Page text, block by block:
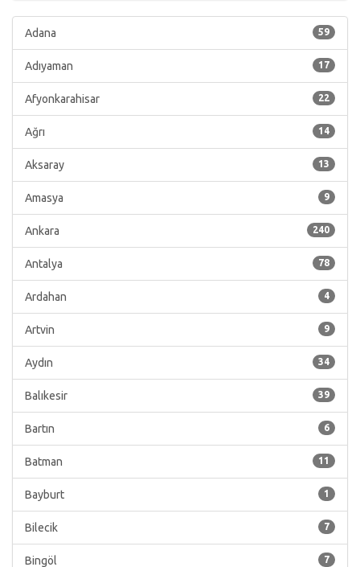
59
Adana
17
Adıyaman
22
Afyonkarahisar
14
Ağrı
13
Aksaray
9
Amasya
240
Ankara
78
Antalya
4
Ardahan
9
Artvin
34
Aydın
39
Balıkesir
6
Bartın
11
Batman
1
Bayburt
7
Bilecik
7
Bingöl